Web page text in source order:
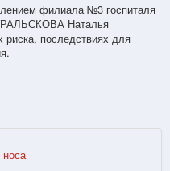
филиала №3 госпиталя
Наталья
риска, последствиях для